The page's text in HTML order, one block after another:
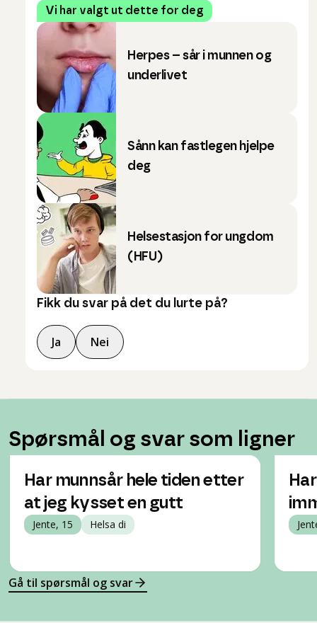
Vi har valgt ut dette for deg
Herpes – sår i munnen og
underlivet
Sånn kan fastlegen hjelpe
deg
Helsestasjon for ungdom
(HFU)
Fikk du svar på det du lurte på?
Ja Nei
Spørsmål og svar som ligner
Har munnsår hele tiden etter
at jeg kysset en gutt
Jente, 15 Helsa di
Gå til spørsmål og svar